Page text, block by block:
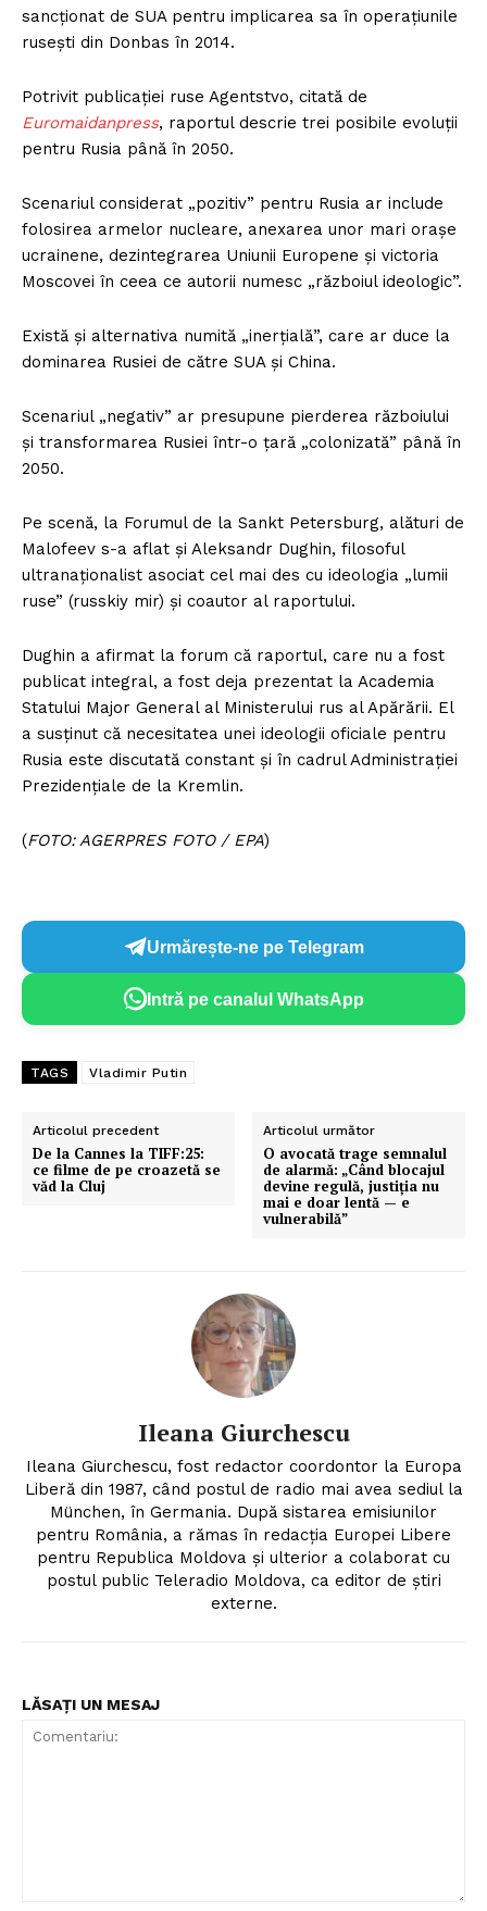
sancționat de SUA pentru implicarea sa în operațiunile
rusești din Donbas în 2014.
Potrivit publicației ruse Agentstvo, citată de
Euromaidanpress, raportul descrie trei posibile evoluții
pentru Rusia până în 2050.
Scenariul considerat „pozitiv” pentru Rusia ar include
folosirea armelor nucleare, anexarea unor mari orașe
ucrainene, dezintegrarea Uniunii Europene și victoria
Moscovei în ceea ce autorii numesc „războiul ideologic”.
Există și alternativa numită „inerțială”, care ar duce la
dominarea Rusiei de către SUA și China.
Scenariul „negativ” ar presupune pierderea războiului
și transformarea Rusiei într-o țară „colonizată” până în
2050.
Pe scenă, la Forumul de la Sankt Petersburg, alături de
Malofeev s-a aflat și Aleksandr Dughin, filosoful
ultranaționalist asociat cel mai des cu ideologia „lumii
ruse” (russkiy mir) și coautor al raportului.
Dughin a afirmat la forum că raportul, care nu a fost
publicat integral, a fost deja prezentat la Academia
Statului Major General al Ministerului rus al Apărării. El
a susținut că necesitatea unei ideologii oficiale pentru
Rusia este discutată constant și în cadrul Administrației
Prezidențiale de la Kremlin.
(FOTO: AGERPRES FOTO / EPA)
Urmărește-ne pe Telegram
Intră pe canalul WhatsApp
TAGS Vladimir Putin
Articolul precedent
De la Cannes la TIFF:25:
ce filme de pe croazetă se
văd la Cluj
Articolul următor
O avocată trage semnalul
de alarmă: „Când blocajul
devine regulă, justiția nu
mai e doar lentă — e
vulnerabilă”
Ileana Giurchescu
Ileana Giurchescu, fost redactor coordontor la Europa
Liberă din 1987, când postul de radio mai avea sediul la
München, în Germania. După sistarea emisiunilor
pentru România, a rămas în redacția Europei Libere
pentru Republica Moldova și ulterior a colaborat cu
postul public Teleradio Moldova, ca editor de știri
externe.
LĂSAȚI UN MESAJ